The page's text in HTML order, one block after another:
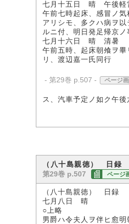
七月十五日 晴 午後軽
午前七時起床、感冒ノ
アリシモ、多クハ病ヲ
ルニ付、明日発足帰京ノ
七月十六日 晴 清暑
午前五時、起床朝飧ヲ
リ、渡辺嘉一氏同行
- 第29巻 p.507 - ページ
ス、汽車予定ノ如ク午
（八十島親徳） 日録
第29巻 p.507
ページ
（八十島親徳） 日
七月八日 晴
○上略
男爵ハ令夫人ヲ伴ヒ愈